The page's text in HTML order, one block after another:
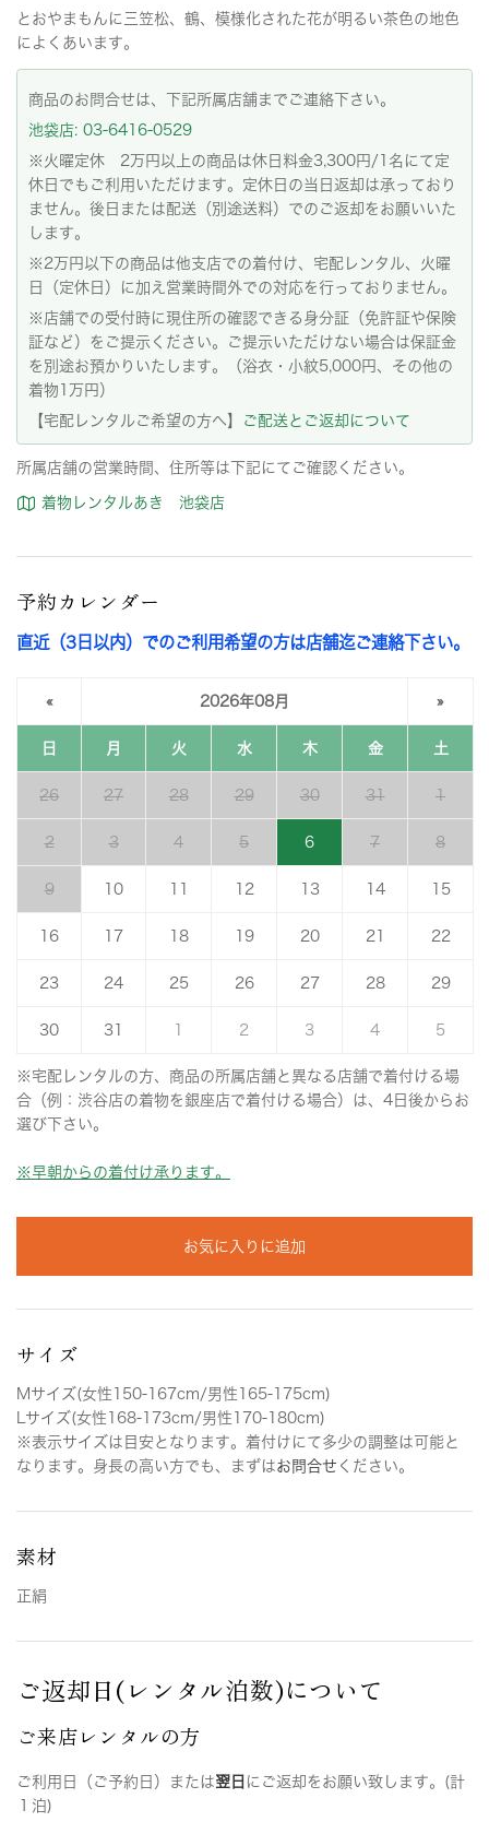
とおやまもんに三笠松、鶴、模様化された花が明るい茶色の地色
によくあいます。
商品のお問合せは、下記所属店舗までご連絡下さい。
池袋店: 03-6416-0529
※火曜定休 2万円以上の商品は休日料金3,300円/1名にて定
休日でもご利用いただけます。定休日の当日返却は承っており
ません。後日または配送（別途送料）でのご返却をお願いいた
します。
※2万円以下の商品は他支店での着付け、宅配レンタル、火曜
日（定休日）に加え営業時間外での対応を行っておりません。
※店舗での受付時に現住所の確認できる身分証（免許証や保険
証など）をご提示ください。ご提示いただけない場合は保証金
を別途お預かりいたします。（浴衣・小紋5,000円、その他の
着物1万円）
【宅配レンタルご希望の方へ】
ご配送とご返却について
所属店舗の営業時間、住所等は下記にてご確認ください。
着物レンタルあき 池袋店
予約カレンダー
直近（3日以内）でのご利用希望の方は店舗迄ご連絡下さい。
« 2026年08月 »
日 月 火 水 木 金 土
26 27 28 29 30 31 1
2 3 4 5 6 7 8
9 10 12 13 14 15
16 17 18 19 20 21 22
23 24 25 26 27 28 29
30 31 2 3 4 5
※宅配レンタルの方、商品の所属店舗と異なる店舗で着付ける場
合（例：渋谷店の着物を銀座店で着付ける場合）は、4日後からお
選び下さい。
※早朝からの着付け承ります。
お気に入りに追加
サイズ
Mサイズ(女性150-167cm/男性165-175cm)
Lサイズ(女性168-173cm/男性170-180cm)
※表示サイズは目安となります。着付けにて多少の調整は可能と
なります。身長の高い方でも、まずはお問合せ ください。
素材
正絹
ご返却日(レンタル泊数)について
ご来店レンタルの方
ご利用日（ご予約日）または翌日 にご返却をお願い致します。(計
１泊)